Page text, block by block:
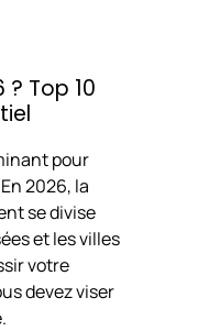
? Top 10
pour
2026, la
se divise
et les villes
votre
devez viser